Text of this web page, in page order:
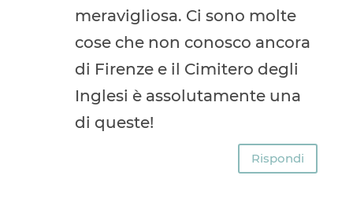
meravigliosa. Ci sono molte
cose che non conosco ancora
di Firenze e il Cimitero degli
Inglesi è assolutamente una
di queste!
Rispondi